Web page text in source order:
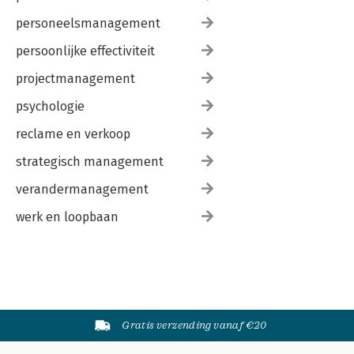
personeelsmanagement
persoonlijke effectiviteit
projectmanagement
psychologie
reclame en verkoop
strategisch management
verandermanagement
werk en loopbaan
Gratis verzending vanaf €20